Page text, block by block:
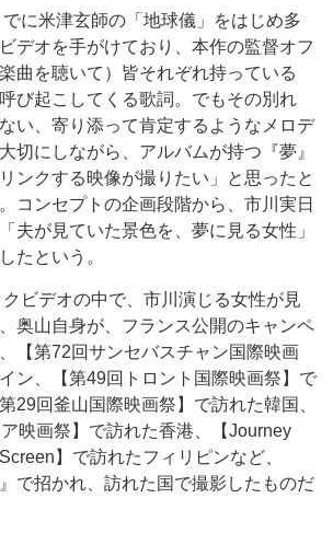
に米津玄師の「地球儀」をはじめ多
デオを手がけており、本作の監督オフ
曲を聴いて）皆それぞれ持っている
び起こしてくる歌詞。でもその別れ
い、寄り添って肯定するようなメロデ
切にしながら、アルバムが持つ『夢』
ンクする映像が撮りたい」と思ったと
コンセプトの企画段階から、市川実日
夫が見ていた景色を、夢に見る女性」
たという。
ビデオの中で、市川演じる女性が見
奥山自身が、フランス公開のキャンペ
【第72回サンセバスチャン国際映画
ン、【第49回トロント国際映画祭】で
29回釜山国際映画祭】で訪れた韓国、
ア映画祭】で訪れた香港、【Journey
】で訪れたフィリピンなど、
で招かれ、訪れた国で撮影したものだ